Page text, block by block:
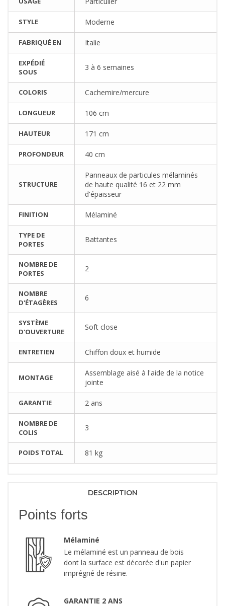
STYLE Moderne
FABRIQUÉ EN Italie
EXPÉDIÉ
SOUS
3 à 6 semaines
COLORIS Cachemire/mercure
LONGUEUR 106 cm
HAUTEUR 171 cm
PROFONDEUR 40 cm
STRUCTURE
Panneaux de particules mélaminés
de haute qualité 16 et 22 mm
d'épaisseur
FINITION Mélaminé
TYPE DE
PORTES
Battantes
NOMBRE DE
PORTES
2
NOMBRE
D'ÉTAGÈRES
6
SYSTÈME
D'OUVERTURE
Soft close
ENTRETIEN Chiffon doux et humide
MONTAGE
Assemblage aisé à l'aide de la notice
jointe
GARANTIE 2 ans
NOMBRE DE
COLIS
3
POIDS TOTAL 81 kg
DESCRIPTION
Points forts
Mélaminé
Le mélaminé est un panneau de bois
dont la surface est décorée d'un papier
imprégné de résine.
GARANTIE 2 ANS